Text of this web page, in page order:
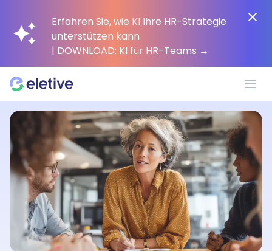
Erfahren Sie, wie KI Ihre HR-Strategie
unterstützen kann
| DOWNLOAD: KI für HR-Teams →
Plattform
Warum Eletive?
Kunden
Ressourcen